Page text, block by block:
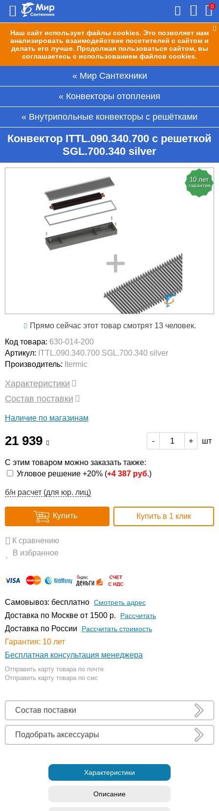
Наш сайт использует файлы cookies. Это позволяет нам
анализировать взаимодействие посетителей с сайтом и
делать его лучше. Продолжая пользоваться сайтом, вы
соглашаетесь с использованием файлов cookies.
0
Мир Сантехники
Конвекторы отопления
Внутрипольные конвекторы с решётками
Конвектор ITTL.090.340.700 с решеткой
SGL.700.340 silver
10 лет
гарантия
Прямо сейчас этот товар смотрят 13 человек.
Код товара: 630-014-200
Артикул: ITTL.090.340.700 SGL.700.340 silver
Производитель: Itermic
Характеристики
Состав поставки
Наличие по магазинам
21 939 - + шт
С этим товаром можно заказать также:
Угловое решение +20% (+4 387 руб.)
б/н расчет (для юр. лиц)
Купить Купить в 1 клик
К сравнению
В избранное
Самовывоз: бесплатно Смотреть адрес
Доставка по Москве от 1500 р. Расcчитать
Доставка по России Рассчитать стоимость
Гарантия: 10 лет
Бесплатная консультация менеджера
Отправить карту товара по почте
Отправить карту товара по смс
Состав поставки
Подобрать аксессуары
Характеристики
Описание